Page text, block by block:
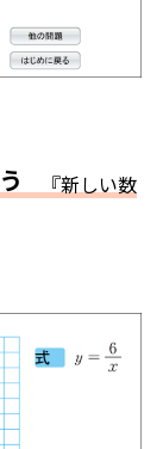
『新しい数